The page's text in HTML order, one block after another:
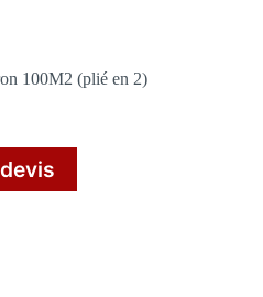
100M2 (plié en 2)